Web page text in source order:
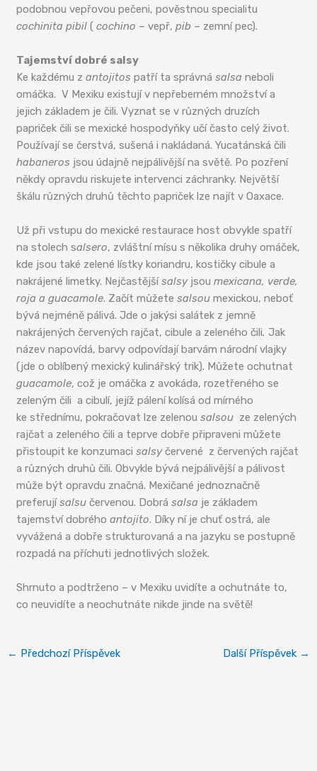
podobnou vepřovou pečeni, pověstnou specialitu
cochinita pibil (cochino – vepř,pib – zemní pec).
Tajemství dobré salsy
Ke každému zantojitos patří ta správnásalsaneboli
omáčka. V Mexiku existují v nepřeberném množství a
jejich základem je čili. Vyznat se v různých druzích
papriček čili se mexické hospodyňky učí často celý život.
Používají se čerstvá, sušená i nakládaná. Yucatánská čili
habaneros jsou údajně nejpálivější na světě. Po pozření
někdy opravdu riskujete intervenci záchranky. Největší
škálu různých druhů těchto papriček lze najít v Oaxace.
Už při vstupu do mexické restaurace host obvykle spatří
na stolech salsero, zvláštní mísu s několika druhy omáček,
kde jsou také zelené lístky koriandru, kostičky cibule a
nakrájené limetky. Nejčastějšísalsy jsoumexicana, verde,
roja a guacamole. Začít můžetesalsou mexickou, neboť
bývá nejméně pálivá. Jde o jakýsi salátek z jemně
nakrájených červených rajčat, cibule a zeleného čili. Jak
název napovídá, barvy odpovídají barvám národní vlajky
(jde o oblíbený mexický kulinářský trik). Můžete ochutnat
guacamole, což je omáčka z avokáda, rozetřeného se
zeleným čili a cibulí, jejíž pálení kolísá od mírného
ke střednímu, pokračovat lze zelenousalsou ze zelených
rajčat a zeleného čili a teprve dobře připraveni můžete
přistoupit ke konzumacisalsyčervené z červených rajčat
a různých druhů čili. Obvykle bývá nejpálivější a pálivost
může být opravdu značná. Mexičané jednoznačně
preferujísalsu červenou. Dobrásalsa je základem
tajemství dobréhoantojito. Díky ní je chuť ostrá, ale
vyvážená a dobře strukturovaná a na jazyku se postupně
rozpadá na příchuti jednotlivých složek.
Shrnuto a podtrženo – v Mexiku uvidíte a ochutnáte to,
co neuvidíte a neochutnáte nikde jinde na světě!
← Předchozí Příspěvek Další Příspěvek →